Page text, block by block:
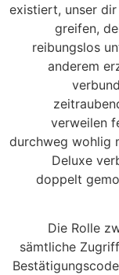
existiert, unser
greifen,
reibungslos
anderem
verweilen
durchweg wohlig
Deluxe
doppelt
Die Rolle
sämtliche